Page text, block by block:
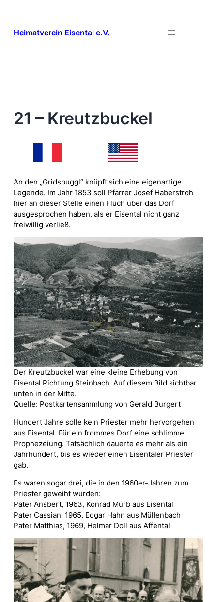
springen
Heimatverein Eisental e.V.
21 – Kreutzbuckel
An den „Gridsbuggl“ knüpft sich eine eigenartige
Legende. Im Jahr 1853 soll Pfarrer Josef Haberstroh
hier an dieser Stelle einen Fluch über das Dorf
ausgesprochen haben, als er Eisental nicht ganz
freiwillig verließ.
Der Kreutzbuckel war eine kleine Erhebung von
Eisental Richtung Steinbach. Auf diesem Bild sichtbar
unten in der Mitte.
Quelle: Postkartensammlung von Gerald Burgert
Hundert Jahre solle kein Priester mehr hervorgehen
aus Eisental. Für ein frommes Dorf eine schlimme
Prophezeiung. Tatsächlich dauerte es mehr als ein
Jahrhundert, bis es wieder einen Eisentaler Priester
gab.
Es waren sogar drei, die in den 1960er-Jahren zum
Priester geweiht wurden:
Pater Ansbert, 1963, Konrad Mürb aus Eisental
Pater Cassian, 1965, Edgar Hahn aus Müllenbach
Pater Matthias, 1969, Helmar Doll aus Affental